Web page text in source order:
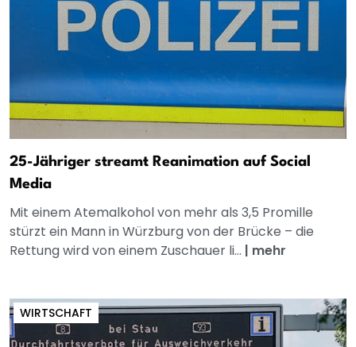
25-Jähriger streamt Reanimation auf Social
Media
Mit einem Atemalkohol von mehr als 3,5 Promille
stürzt ein Mann in Würzburg von der Brücke – die
Rettung wird von einem Zuschauer li... | mehr
WIRTSCHAFT